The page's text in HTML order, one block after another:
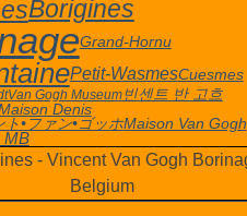
Borigines
Grand-Hornu
Petit-WasmesCuesmes
Van Gogh Museum빈센트 반 고흐
Denis
ト•ファン•ゴッホMaison Van Gogh
MB